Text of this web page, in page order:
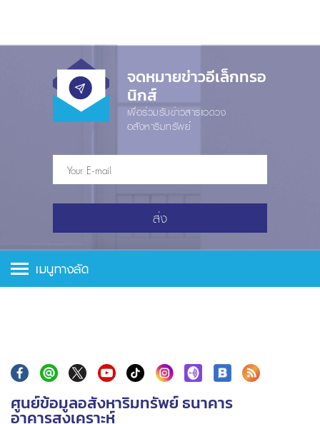
จดหมายข่าวอีเล็กทรอ
นิกส์
เพื่อร่วมรับข่าวสารแวดวง
อสังหาริมทรัพย์
ส่ง
เมนูทางลัด
ศูนย์ข้อมูลอสังหาริมทรัพย์ ธนาคาร
อาคารสงเคราะห์